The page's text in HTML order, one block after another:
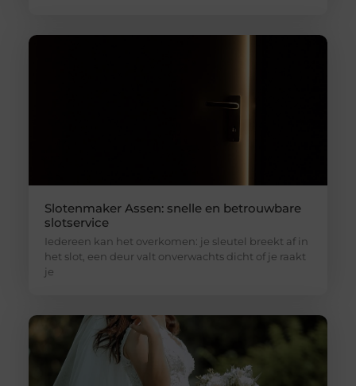
Slotenmaker Assen: snelle en betrouwbare
slotservice
Iedereen kan het overkomen: je sleutel breekt af in
het slot, een deur valt onverwachts dicht of je raakt
je